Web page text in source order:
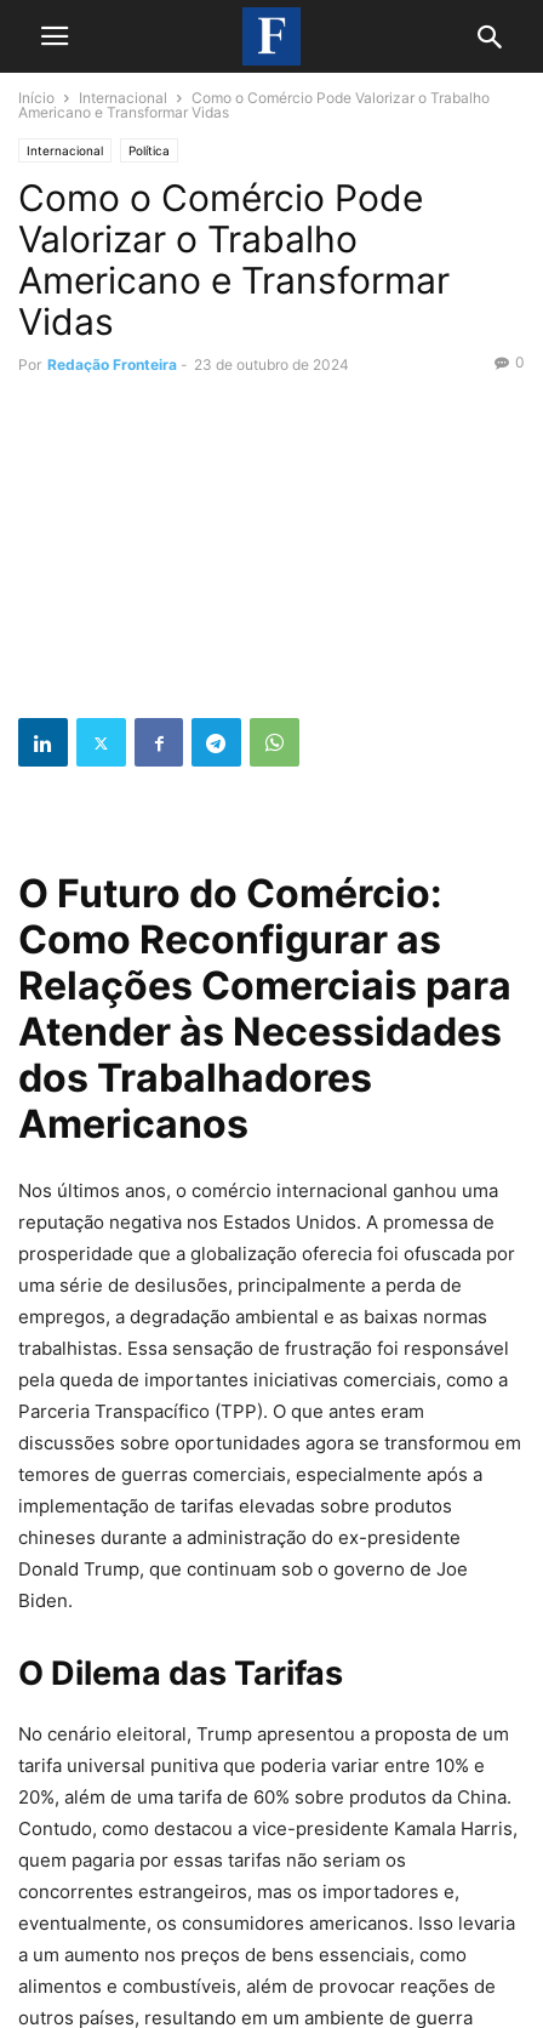
Início Internacional
Como o Comércio Pode Valorizar o Trabalho
Americano e Transformar Vidas
Internacional Política
Como o Comércio Pode
Valorizar o Trabalho
Americano e Transformar
Vidas
Por Redação Fronteira - 23 de outubro de 2024 0
O Futuro do Comércio:
Como Reconfigurar as
Relações Comerciais para
Atender às Necessidades
dos Trabalhadores
Americanos
Nos últimos anos, o comércio internacional ganhou uma
reputação negativa nos Estados Unidos. A promessa de
prosperidade que a globalização oferecia foi ofuscada por
uma série de desilusões, principalmente a perda de
empregos, a degradação ambiental e as baixas normas
trabalhistas. Essa sensação de frustração foi responsável
pela queda de importantes iniciativas comerciais, como a
Parceria Transpacífico (TPP). O que antes eram
discussões sobre oportunidades agora se transformou em
temores de guerras comerciais, especialmente após a
implementação de tarifas elevadas sobre produtos
chineses durante a administração do ex-presidente
Donald Trump, que continuam sob o governo de Joe
Biden.
O Dilema das Tarifas
No cenário eleitoral, Trump apresentou a proposta de um
tarifa universal punitiva que poderia variar entre 10% e
20%, além de uma tarifa de 60% sobre produtos da China.
Contudo, como destacou a vice-presidente Kamala Harris,
quem pagaria por essas tarifas não seriam os
concorrentes estrangeiros, mas os importadores e,
eventualmente, os consumidores americanos. Isso levaria
a um aumento nos preços de bens essenciais, como
alimentos e combustíveis, além de provocar reações de
outros países, resultando em um ambiente de guerra